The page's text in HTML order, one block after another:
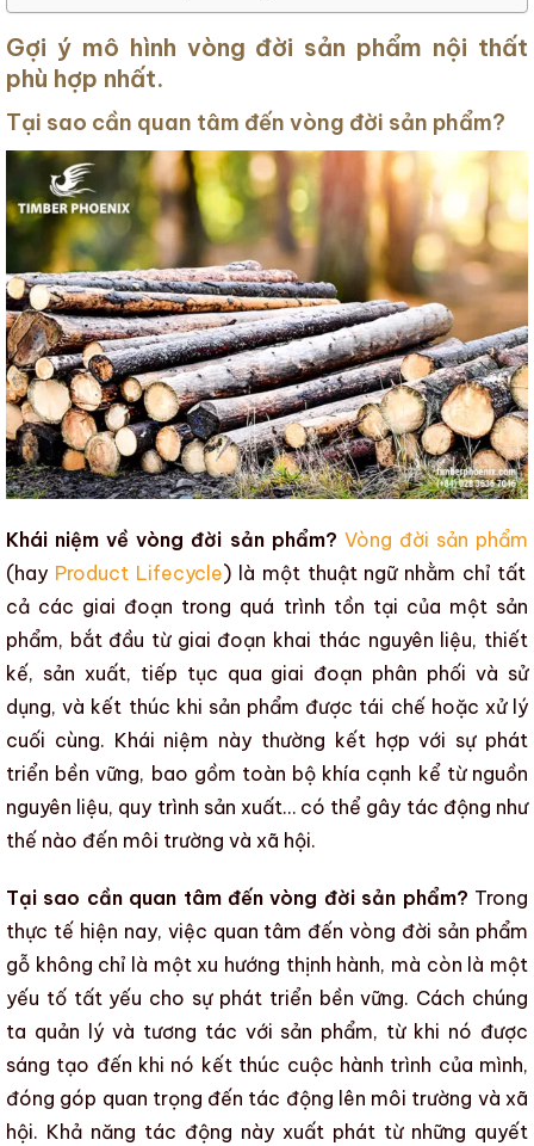
Gợi ý mô hình vòng đời sản phẩm nội thất
phù hợp nhất.
Tại sao cần quan tâm đến vòng đời sản phẩm?
Khái niệm về vòng đời sản phẩm? Vòng đời sản phẩm
(hay Product Lifecycle) là một thuật ngữ nhằm chỉ tất
cả các giai đoạn trong quá trình tồn tại của một sản
phẩm, bắt đầu từ giai đoạn khai thác nguyên liệu, thiết
kế, sản xuất, tiếp tục qua giai đoạn phân phối và sử
dụng, và kết thúc khi sản phẩm được tái chế hoặc xử lý
cuối cùng. Khái niệm này thường kết hợp với sự phát
triển bền vững, bao gồm toàn bộ khía cạnh kể từ nguồn
nguyên liệu, quy trình sản xuất… có thể gây tác động như
thế nào đến môi trường và xã hội.
Tại sao cần quan tâm đến vòng đời sản phẩm? Trong
thực tế hiện nay, việc quan tâm đếnvòng đời sản phẩm
gỗ không chỉ là một xu hướng thịnh hành, mà còn là một
yếu tố tất yếu cho sự phát triển bền vững. Cách chúng
ta quản lý và tương tác với sản phẩm, từ khi nó được
sáng tạo đến khi nó kết thúc cuộc hành trình của mình,
đóng góp quan trọng đến tác động lên môi trường và xã
hội. Khả năng tác động này xuất phát từ những quyết